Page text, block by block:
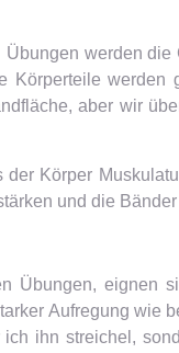
werden
werden
aber wir
Körper
und die
Übungen, eignen
Aufregung wie
ihn streichel,